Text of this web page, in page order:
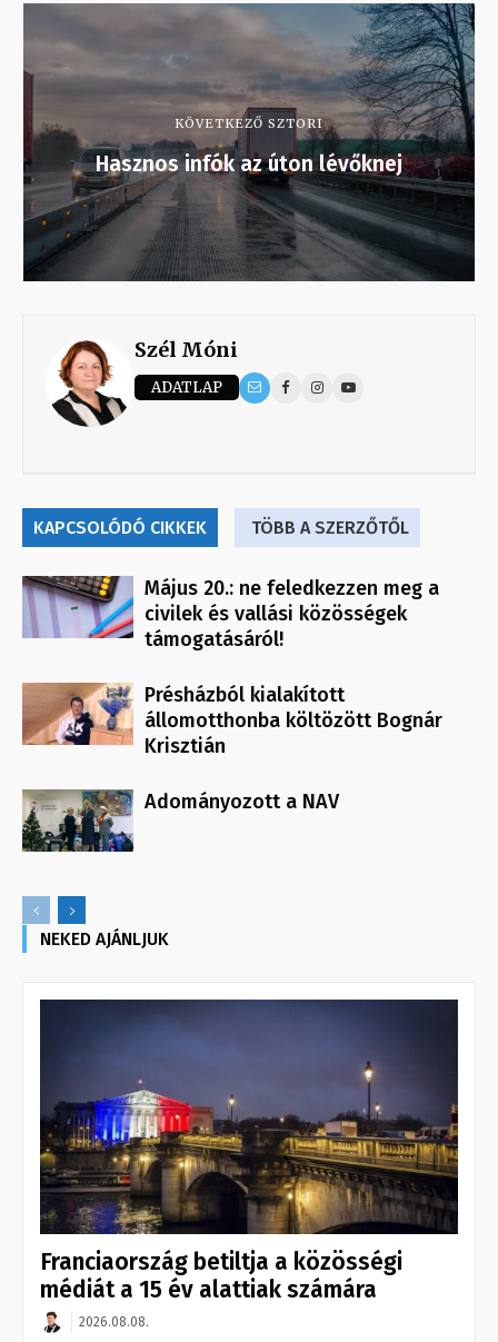
KÖVETKEZŐ SZTORI
Hasznos infók az úton lévőknej
Szél Móni
ADATLAP
KAPCSOLÓDÓ CIKKEK TÖBB A SZERZŐTŐL
Május 20.: ne feledkezzen meg a
civilek és vallási közösségek
támogatásáról!
Présházból kialakított
állomotthonba költözött Bognár
Krisztián
Adományozott a NAV
NEKED AJÁNLJUK
Franciaország betiltja a közösségi
médiát a 15 év alattiak számára
2026.08.08.